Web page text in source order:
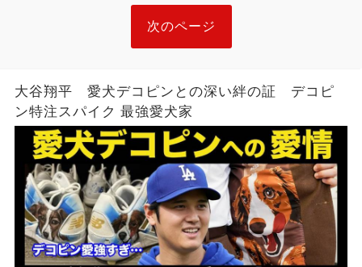
次のページ
大谷翔平 愛犬デコピンとの深い絆の証 デコピ
ン特注スパイク 最強愛犬家